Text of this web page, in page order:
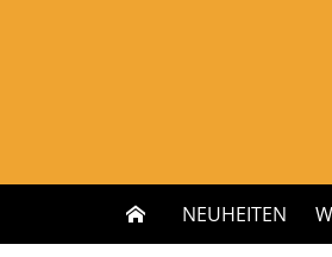
NEUHEITEN